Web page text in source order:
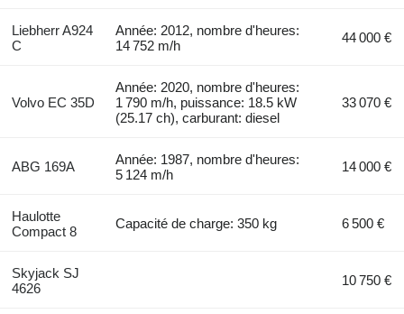
Liebherr A924
C
Année: 2012, nombre d'heures:
14 752 m/h
44 000 €
Volvo EC 35D
Année: 2020, nombre d'heures:
1 790 m/h, puissance: 18.5 kW
(25.17 ch), carburant: diesel
33 070 €
ABG 169A
Année: 1987, nombre d'heures:
5 124 m/h
14 000 €
Haulotte
Compact 8
Capacité de charge: 350 kg 6 500 €
Skyjack SJ
4626
10 750 €